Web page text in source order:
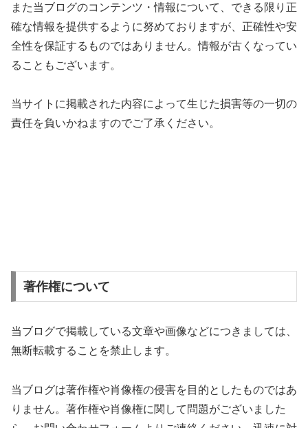
また当ブログのコンテンツ・情報について、できる限り正
確な情報を提供するように努めておりますが、正確性や安
全性を保証するものではありません。情報が古くなってい
ることもございます。
当サイトに掲載された内容によって生じた損害等の一切の
責任を負いかねますのでご了承ください。
著作権について
当ブログで掲載している文章や画像などにつきましては、
無断転載することを禁止します。
当ブログは著作権や肖像権の侵害を目的としたものではあ
りません。著作権や肖像権に関して問題がございました